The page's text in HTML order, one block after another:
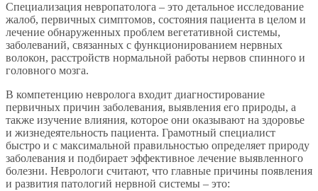
Специализация невропатолога – это детальное исследование
жалоб, первичных симптомов, состояния пациента в целом и
лечение обнаруженных проблем вегетативной системы,
заболеваний, связанных с функционированием нервных
волокон, расстройств нормальной работы нервов спинного и
головного мозга.
В компетенцию невролога входит диагностирование
первичных причин заболевания, выявления его природы, а
также изучение влияния, которое они оказывают на здоровье
и жизнедеятельность пациента. Грамотный специалист
быстро и с максимальной правильностью определяет природу
заболевания и подбирает эффективное лечение выявленного
болезни. Неврологи считают, что главные причины появления
и развития патологий нервной системы – это: